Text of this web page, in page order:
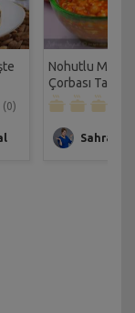
(0)
Nohutlu
Çorbası Tarifi
Sahrap